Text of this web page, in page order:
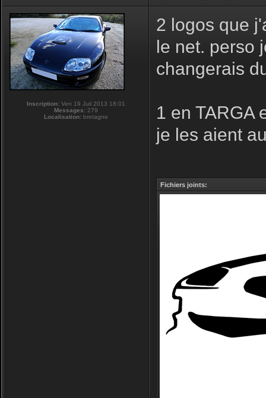
Inscription: Ven 19 Juil 2013 18:01
Messages: 279
Localisation: bretagne
2 logos que
le net. perso
changerais
1 en TARGA
je les aient
Fichiers joints: